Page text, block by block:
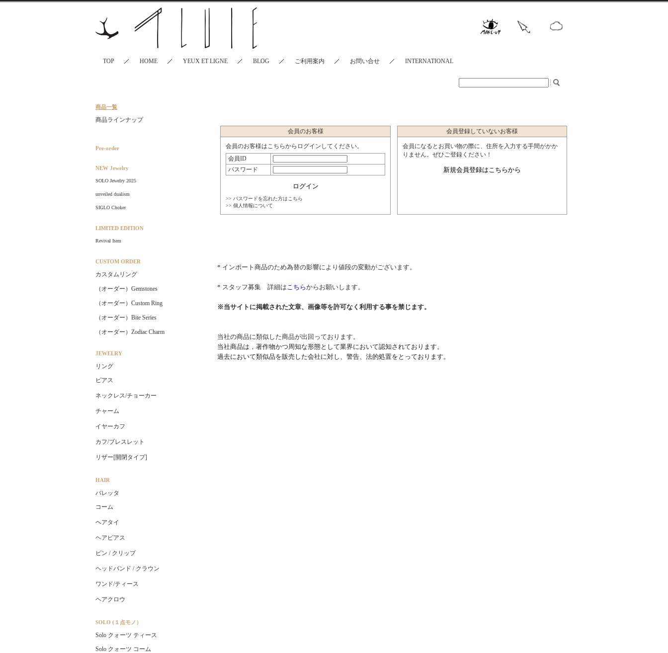
TOP HOME YEUX ET LIGNE BLOG ご利用案内 お問い合せ INTERNATIONAL
会員のお客様 会員登録していないお客様
会員のお客様はこちらからログインしてください。
会員ID
パスワード
>> パスワードを忘れた方はこちら
>> 個人情報について
会員になるとお買い物の際に、住所を入力する手間がかか
りません。ぜひご登録ください！
* インポート商品のため為替の影響により値段の変動がございます。
* スタッフ募集 詳細はこちらからお願いします。
※当サイトに掲載された文章、画像等を許可なく利用する事を禁じます。
当社の商品に類似した商品が出回っております。
当社商品は，著作物かつ周知な形態として業界において認知されております。
過去において類似品を販売した会社に対し、警告、法的処置をとっております。
商品一覧
商品ラインナップ
Pre-order
NEW Jewelry
SOLO Jewelry 2025
unveiled dualism
SIGLO Choker
LIMITED EDITION
Revival Item
CUSTOM ORDER
カスタムリング
（オーダー）Gemstones
（オーダー）Custom Ring
（オーダー）Bite Series
（オーダー）Zodiac Charm
JEWELRY
リング
ピアス
ネックレス/チョーカー
チャーム
イヤーカフ
カフ/ブレスレット
リザー[開閉タイプ]
HAIR
バレッタ
コーム
ヘアタイ
ヘアピアス
ピン / クリップ
ヘッドバンド / クラウン
ワンド/ティース
ヘアクロウ
SOLO (１点モノ）
Solo クォーツ ティース
Solo クォーツ コーム